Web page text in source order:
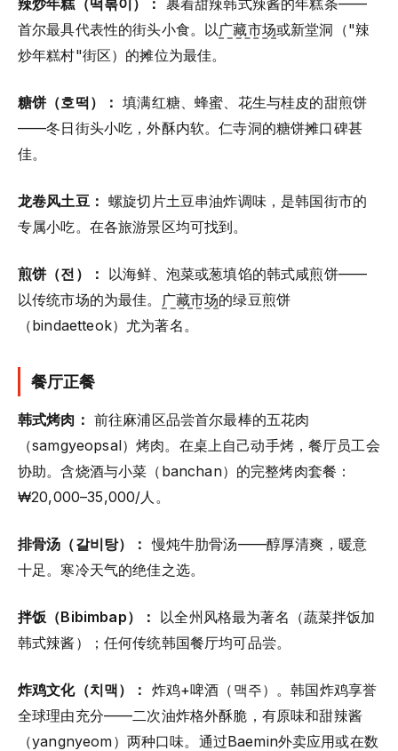
首尔最具代表性的街头小食。以 广藏市场或新堂洞（"辣
炒年糕村"街区）的摊位为最佳。
糖饼（호떡）： 填满红糖、蜂蜜、花生与桂皮的甜煎饼
——冬日街头小吃，外酥内软。仁寺洞的糖饼摊口碑甚
佳。
龙卷风土豆： 螺旋切片土豆串油炸调味，是韩国街市的
专属小吃。在各旅游景区均可找到。
煎饼（전）： 以海鲜、泡菜或葱填馅的韩式咸煎饼——
以传统市场的为最佳。
广藏市场的绿豆煎饼
（bindaetteok）尤为著名。
餐厅正餐
韩式烤肉： 前往麻浦区品尝首尔最棒的五花肉
（samgyeopsal）烤肉。在桌上自己动手烤，餐厅员工会
协助。含烧酒与小菜（banchan）的完整烤肉套餐：
₩20,000–35,000/人。
排骨汤（갈비탕）： 慢炖牛肋骨汤——醇厚清爽，暖意
十足。寒冷天气的绝佳之选。
拌饭（Bibimbap）： 以全州风格最为著名（蔬菜拌饭加
韩式辣酱）；任何传统韩国餐厅均可品尝。
炸鸡文化（치맥）： 炸鸡+啤酒（맥주）。韩国炸鸡享誉
全球理由充分——二次油炸格外酥脆，有原味和甜辣酱
（yangnyeom）两种口味。通过Baemin外卖应用或在数